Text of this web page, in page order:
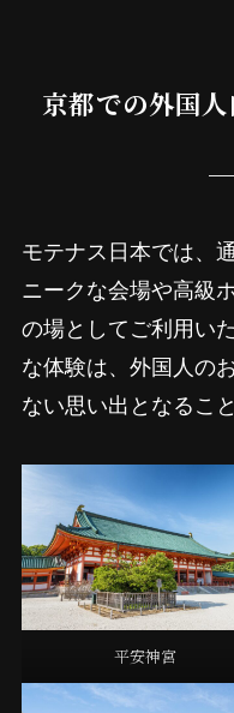
京都での外国
モテナス日本では、
ニークな会場や高級
の場としてご利用い
な体験は、外国人の
ない思い出となるこ
平安神宮